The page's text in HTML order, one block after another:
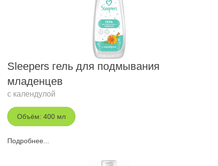
Sleepers гель для подмывания
младенцев
с календулой
Объём: 400 мл
Подробнее...